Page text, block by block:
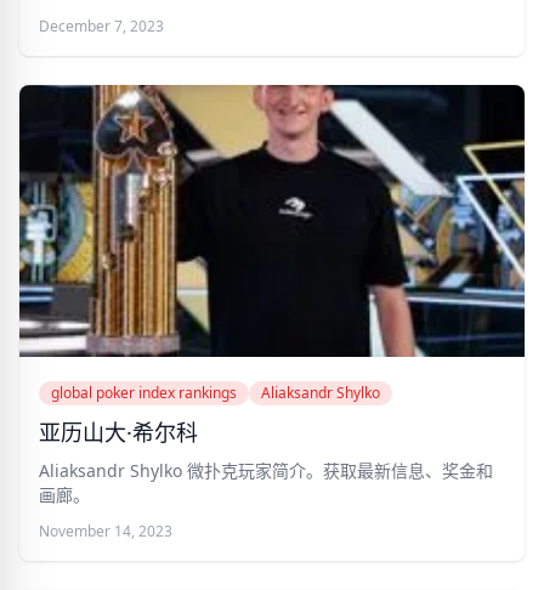
December 7, 2023
global poker index rankings Aliaksandr Shylko
亚历山大·希尔科
Aliaksandr Shylko 微扑克玩家简介。获取最新信息、奖金和
画廊。
November 14, 2023